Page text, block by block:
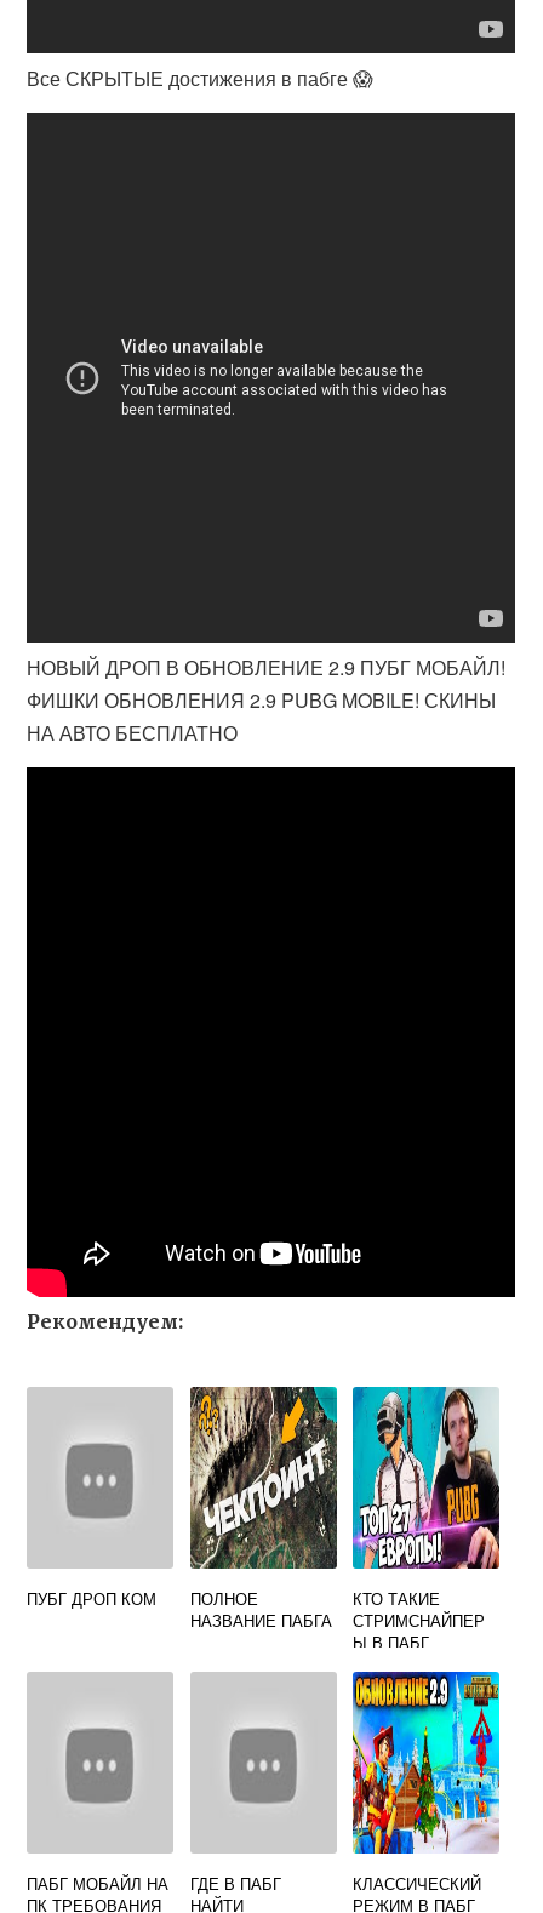
Все СКРЫТЫЕ достижения в пабге 😱
НОВЫЙ ДРОП В ОБНОВЛЕНИЕ 2.9 ПУБГ МОБАЙЛ!
ФИШКИ ОБНОВЛЕНИЯ 2.9 PUBG MOBILE! СКИНЫ
НА АВТО БЕСПЛАТНО
Рекомендуем:
ПУБГ ДРОП КОМ
ПОЛНОЕ
НАЗВАНИЕ ПАБГА
КТО ТАКИЕ
СТРИМСНАЙПЕР
Ы В ПАБГ
ПАБГ МОБАЙЛ НА
ПК ТРЕБОВАНИЯ
ГДЕ В ПАБГ
НАЙТИ
КЛАССИЧЕСКИЙ
РЕЖИМ В ПАБГ